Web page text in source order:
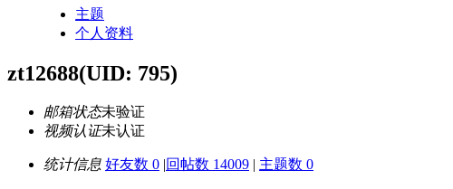
主题
个人资料
zt12688(UID: 795)
邮箱状态未验证
视频认证未认证
统计信息 好友数 0 |回帖数 14009 | 主题数 0